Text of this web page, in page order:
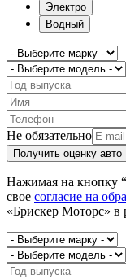
Электро
Водный
Не обязательно
Получить оценку авто
Нажимая на кнопку
свое согласие на
«Брискер Моторс» в